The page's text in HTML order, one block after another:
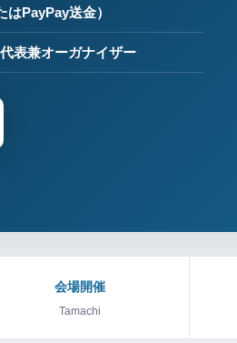
はPayPay送金）
表兼オーガナイザー
会場開催
Tamachi